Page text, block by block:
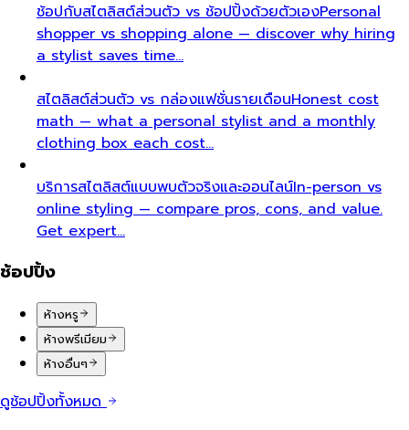
ช้อปกับสไตลิสต์ส่วนตัว vs ช้อปปิ้งด้วยตัวเองPersonal
shopper vs shopping alone — discover why hiring
a stylist saves time…
สไตลิสต์ส่วนตัว vs กล่องแฟชั่นรายเดือนHonest cost
math — what a personal stylist and a monthly
clothing box each cost…
บริการสไตลิสต์แบบพบตัวจริงและออนไลน์In-person vs
online styling — compare pros, cons, and value.
Get expert…
ช้อปปิ้ง
ห้างหรู
ห้างพรีเมียม
ห้างอื่นๆ
ดูช้อปปิ้งทั้งหมด